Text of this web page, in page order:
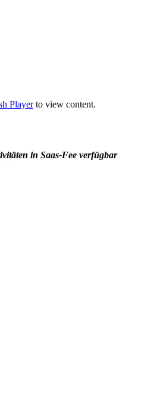
Playerto view content.
in Saas-Fee verfügbar